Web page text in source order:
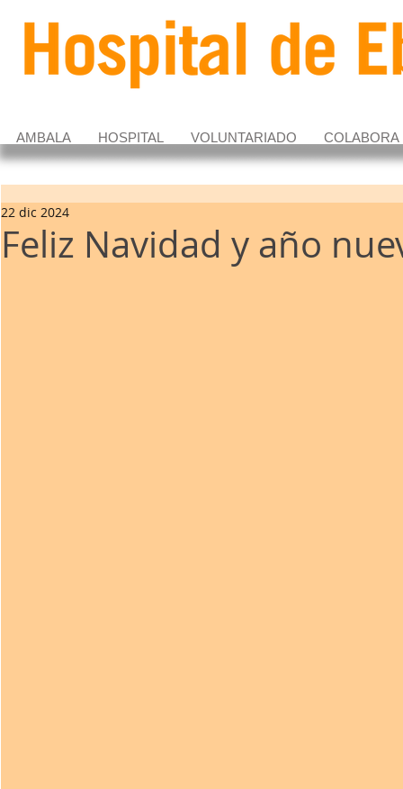
AMBALA HOSPITAL VOLUNTARIADO COLABORA
Feliz Navidad y año
22 dic 2024